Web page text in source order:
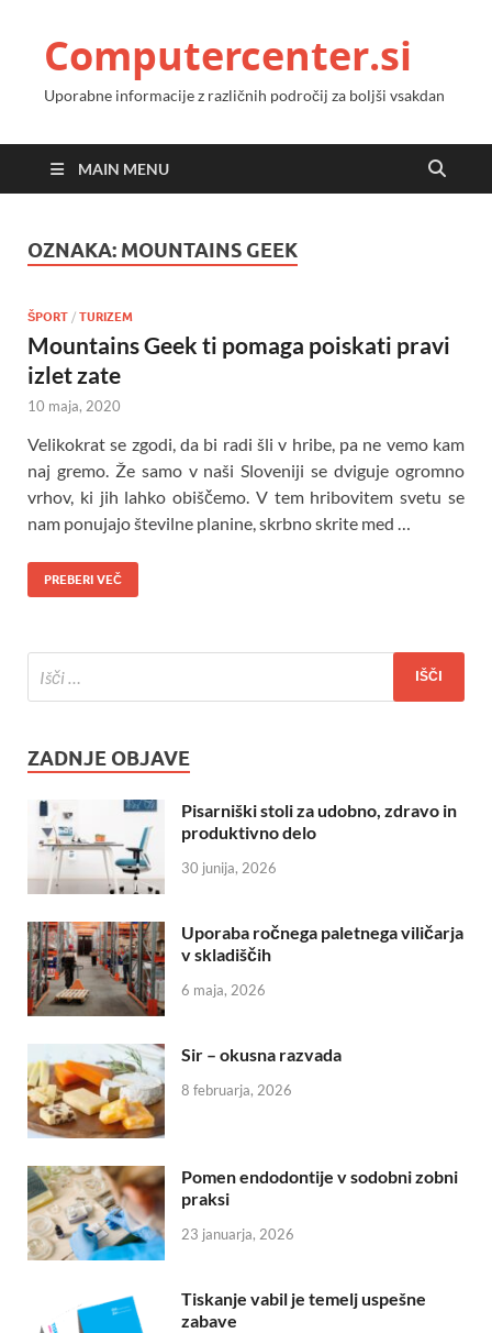
Computercenter.si
Uporabne informacije z različnih področij za boljši vsakdan
MAIN MENU
OZNAKA: MOUNTAINS GEEK
ŠPORT / TURIZEM
Mountains Geek ti pomaga poiskati pravi
izlet zate
10 maja, 2020
Velikokrat se zgodi, da bi radi šli v hribe, pa ne vemo kam
naj gremo. Že samo v naši Sloveniji se dviguje ogromno
vrhov, ki jih lahko obiščemo. V tem hribovitem svetu se
nam ponujajo številne planine, skrbno skrite med …
PREBERI VEČ
ZADNJE OBJAVE
Pisarniški stoli za udobno, zdravo in
produktivno delo
30 junija, 2026
Uporaba ročnega paletnega viličarja
v skladiščih
6 maja, 2026
Sir – okusna razvada
8 februarja, 2026
Pomen endodontije v sodobni zobni
praksi
23 januarja, 2026
Tiskanje vabil je temelj uspešne
zabave